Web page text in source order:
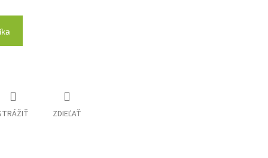
ZDIEĽAŤ